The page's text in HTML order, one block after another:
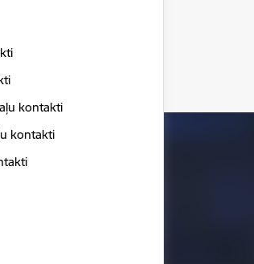
kontakti
kontakti